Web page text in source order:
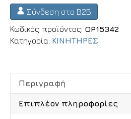
Σύνδεση στο B2B
Κωδικός προϊόντος: OP15342
Κατηγορία: ΚΙΝΗΤΗΡΕΣ
Περιγραφή
Επιπλέον πληροφορίες